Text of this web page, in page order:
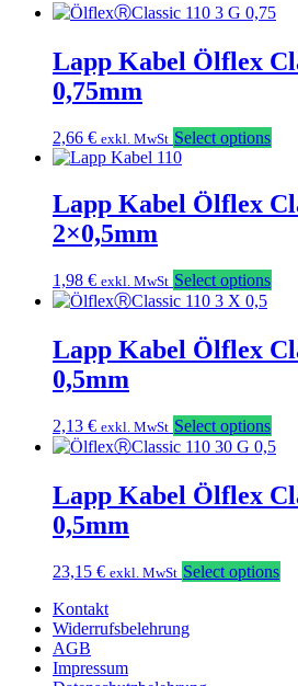
Lapp Kabel Ölflex
0,75mm
2,66 € exkl. MwSt Select options
Lapp Kabel Ölflex
2×0,5mm
1,98 € exkl. MwSt Select options
Lapp Kabel Ölflex
0,5mm
2,13 € exkl. MwSt Select options
Lapp Kabel Ölflex
0,5mm
23,15 € exkl. MwSt Select options
Kontakt
Widerrufsbelehrung
AGB
Impressum